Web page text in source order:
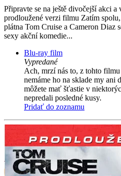
Připravte se na ještě divočejší akci
prodloužené verzi filmu Zatím
plátna Tom Cruise a Cameron Diaz
sexy akční komedie...
Blu-ray film
Vypredané
Ach, mrzí nás to, z tohto
nemáme ho na sklade my ani
môžete mať šťastie v
nepredali posledné kusy.
Pridať do zoznamu